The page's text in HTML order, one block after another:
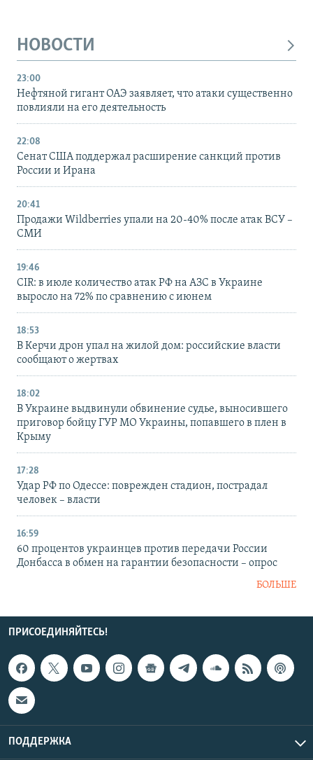
НОВОСТИ
23:00
Нефтяной гигант ОАЭ заявляет, что атаки существенно
повлияли на его деятельность
22:08
Сенат США поддержал расширение санкций против
России и Ирана
20:41
Продажи Wildberries упали на 20-40% после атак ВСУ –
СМИ
19:46
CIR: в июле количество атак РФ на АЗС в Украине
выросло на 72% по сравнению с июнем
18:53
В Керчи дрон упал на жилой дом: российские власти
сообщают о жертвах
18:02
В Украине выдвинули обвинение судье, выносившего
приговор бойцу ГУР МО Украины, попавшего в плен в
Крыму
17:28
Удар РФ по Одессе: поврежден стадион, пострадал
человек – власти
16:59
60 процентов украинцев против передачи России
Донбасса в обмен на гарантии безопасности – опрос
БОЛЬШЕ
ПРИСОЕДИНЯЙТЕСЬ!
ПОДДЕРЖКА